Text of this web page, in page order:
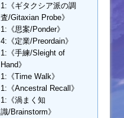
1:《ギタクシア派の調
査/Gitaxian Probe》
1:《思案/Ponder》
4:《定業/Preordain》
1:《手練/Sleight of
Hand》
1:《Time Walk》
1:《Ancestral Recall》
1:《渦まく知
識/Brainstorm》